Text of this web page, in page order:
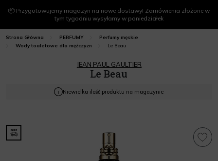
📦 Przygotowujemy magazyn na nowe dostawy! Zamówienia złożone w
tym tygodniu wysyłamy w poniedziałek
Strona Główna PERFUMY
Perfumy męskie
Wody toaletowe dla mężczyzn
Le Beau
JEAN PAUL GAULTIER
Le Beau
Niewielka ilość produktu na magazynie